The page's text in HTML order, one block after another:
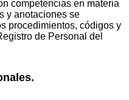
competencias en materia
y anotaciones se
procedimientos, códigos y
de Personal del